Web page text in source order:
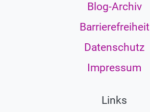
Blog-Archiv
Barrierefreiheit
Datenschutz
Impressum
Links